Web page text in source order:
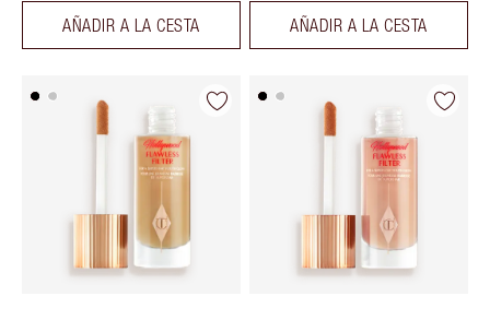
AÑADIR A LA CESTA AÑADIR A LA CESTA